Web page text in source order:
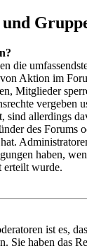
die
Aktion im
Mitglieder
vergeben
sind allerdings
des Forums
haben,
erteilt wurde.
ist es,
Sie haben das